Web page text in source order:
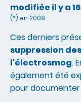
modifiée il y a
(*) en 2009
Ces derniers
suppression
l'électrosmog.
également été
pour